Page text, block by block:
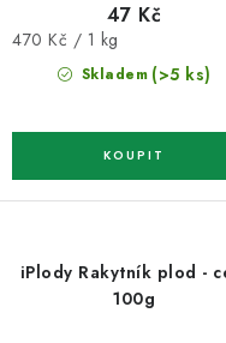
Skladem (>5 ks)
47 Kč
Měrná
470 Kč / 1 kg
iPlody Rakytník plod -
100g